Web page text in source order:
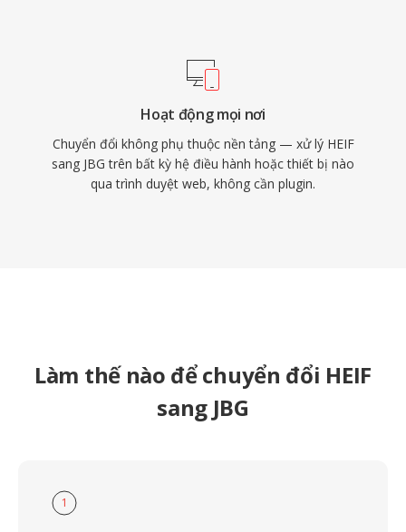
Hoạt động mọi nơi
Chuyển đổi không phụ thuộc nền tảng — xử lý HEIF
sang JBG trên bất kỳ hệ điều hành hoặc thiết bị nào
qua trình duyệt web, không cần plugin.
Làm thế nào để chuyển đổi HEIF
sang JBG
1